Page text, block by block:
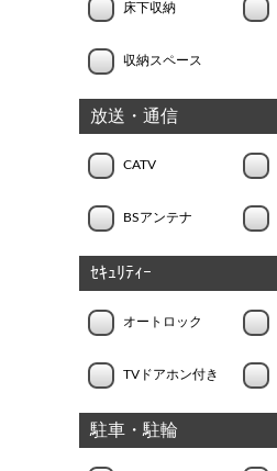
床下収納
収納スペース
放送・通信
CATV
BSアンテナ
ｾｷｭﾘﾃｨｰ
オートロック
TVドアホン付き
駐車・駐輪